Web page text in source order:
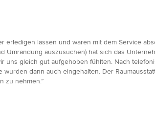
erledigen lassen und waren mit dem Service
auszusuchen) hat sich das
gleich gut aufgehoben fühlten. Nach
dann auch eingehalten. Der
zu nehmen.”